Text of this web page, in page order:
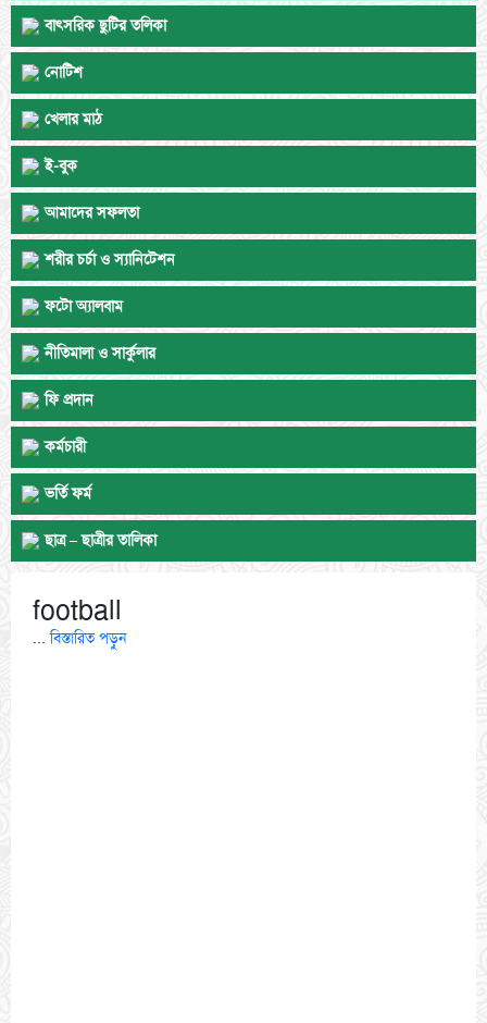
শোয়াইব নগর কামিল মাদ্রাসার গভর্ণিং বডি গঠনে ১ম শ্রেণি থেকে কামিল ২য় পর্ব
পর্যন্ত শিক্ষার্থীদের অভিভাবকগণের চূড়ান্ত ভোটার তালিকা – ২০২৬ প্রকাশিত
হয়েছে।
পহেলা জানুয়ারি থেকে ২০২৬ শিক্ষাবর্ষের শ্রেণি কার্যক্রম চালু
মাদ্রাসায় “জুলাই গণঅভ্যুত্থান” স্মরণে আলোচনা ও দোয়া অনুষ্ঠান অনুষ্ঠিত
দাখিল পরীক্ষা – ২০২৫ এ ৮৫% পাশ, ২ জন A+
বাৎসরিক ছুটির তলিকা
নোটিশ
খেলার মাঠ
ই-বুক
আমাদের সফলতা
শরীর চর্চা ও স্যানিটেশন
ফটো অ্যালবাম
নীতিমালা ও সার্কুলার
ফি প্রদান
কর্মচারী
ভর্তি ফর্ম
ছাত্র – ছাত্রীর তালিকা
football
...বিস্তারিত পড়ুন